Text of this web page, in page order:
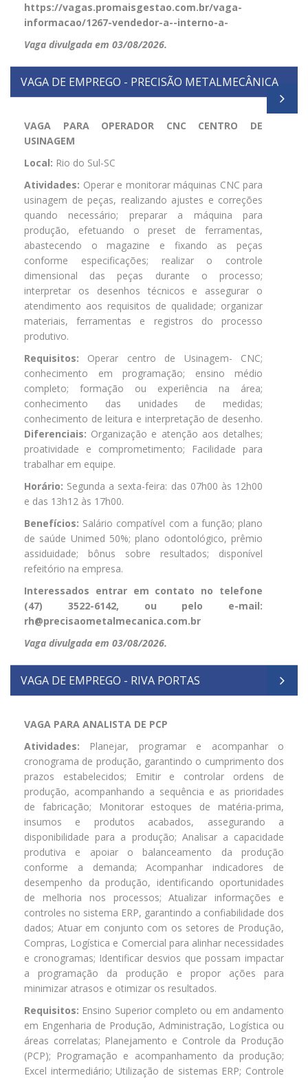
https://vagas.promaisgestao.com.br/vaga-
informacao/1267-vendedor-a--interno-a-
Vaga divulgada em 03/08/2026.
VAGA DE EMPREGO - PRECISÃO METALMECÂNICA
VAGA PARA OPERADOR CNC CENTRO DE
USINAGEM
Local: Rio do Sul-SC
Atividades: Operar e monitorar máquinas CNC para
usinagem de peças, realizando ajustes e correções
quando necessário; preparar a máquina para
produção, efetuando o preset de ferramentas,
abastecendo o magazine e fixando as peças
conforme especificações; realizar o controle
dimensional das peças durante o processo;
interpretar os desenhos técnicos e assegurar o
atendimento aos requisitos de qualidade; organizar
materiais, ferramentas e registros do processo
produtivo.
Requisitos: Operar centro de Usinagem- CNC;
conhecimento em programação; ensino médio
completo; formação ou experiência na área;
conhecimento das unidades de medidas;
conhecimento de leitura e interpretação de desenho.
Diferenciais: Organização e atenção aos detalhes;
proatividade e comprometimento; Facilidade para
trabalhar em equipe.
Horário: Segunda a sexta-feira: das 07h00 às 12h00
e das 13h12 às 17h00.
Benefícios: Salário compatível com a função; plano
de saúde Unimed 50%; plano odontológico, prêmio
assiduidade; bônus sobre resultados; disponível
refeitório na empresa.
Interessados entrar em contato no telefone
(47) 3522-6142, ou pelo e-mail:
rh@precisaometalmecanica.com.br
Vaga divulgada em 03/08/2026.
VAGA DE EMPREGO - RIVA PORTAS
VAGA PARA ANALISTA DE PCP
Atividades: Planejar, programar e acompanhar o
cronograma de produção, garantindo o cumprimento dos
prazos estabelecidos; Emitir e controlar ordens de
produção, acompanhando a sequência e as prioridades
de fabricação; Monitorar estoques de matéria-prima,
insumos e produtos acabados, assegurando a
disponibilidade para a produção; Analisar a capacidade
produtiva e apoiar o balanceamento da produção
conforme a demanda; Acompanhar indicadores de
desempenho da produção, identificando oportunidades
de melhoria nos processos; Atualizar informações e
controles no sistema ERP, garantindo a confiabilidade dos
dados; Atuar em conjunto com os setores de Produção,
Compras, Logística e Comercial para alinhar necessidades
e cronogramas; Identificar desvios que possam impactar
a programação da produção e propor ações para
minimizar atrasos e otimizar os resultados.
Requisitos: Ensino Superior completo ou em andamento
em Engenharia de Produção, Administração, Logística ou
áreas correlatas; Planejamento e Controle da Produção
(PCP); Programação e acompanhamento da produção;
Excel intermediário; Utilização de sistemas ERP; Controle